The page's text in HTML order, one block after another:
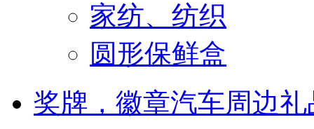
家纺、纺织
圆形保鲜盒
奖牌，徽章汽车周边礼